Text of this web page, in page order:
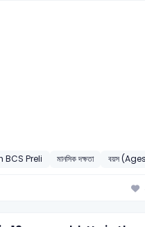
BCS Preli মানসিক দক্ষতা বয়স